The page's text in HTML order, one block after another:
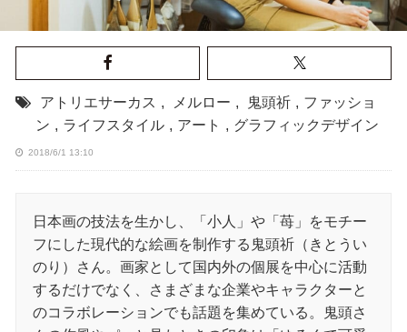
アトリエサーカス , メルロー , 鬼頭祈 , ファッショ
ン , ライフスタイル , アート , グラフィックデザイン
2018/6/1 13:10
日本画の技法を生かし、「小人」や「苺」をモチー
フにした現代的な絵画を制作する鬼頭祈（きとうい
のり）さん。画家として国内外の個展を中心に活動
するだけでなく、さまざまな企業やキャラクターと
のコラボレーションでも話題を集めている。鬼頭さ